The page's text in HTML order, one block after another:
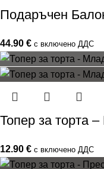
Подаръчен
44.90 € с включено ДДС
Топер за торта
12.90 € с включено ДДС